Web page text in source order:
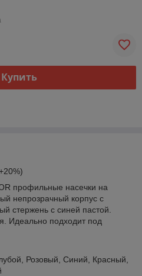
Купить
профильные насечки на
непрозрачный корпус с
стержень с синей пастой.
Идеально подходит под
Розовый, Синий, Красный,